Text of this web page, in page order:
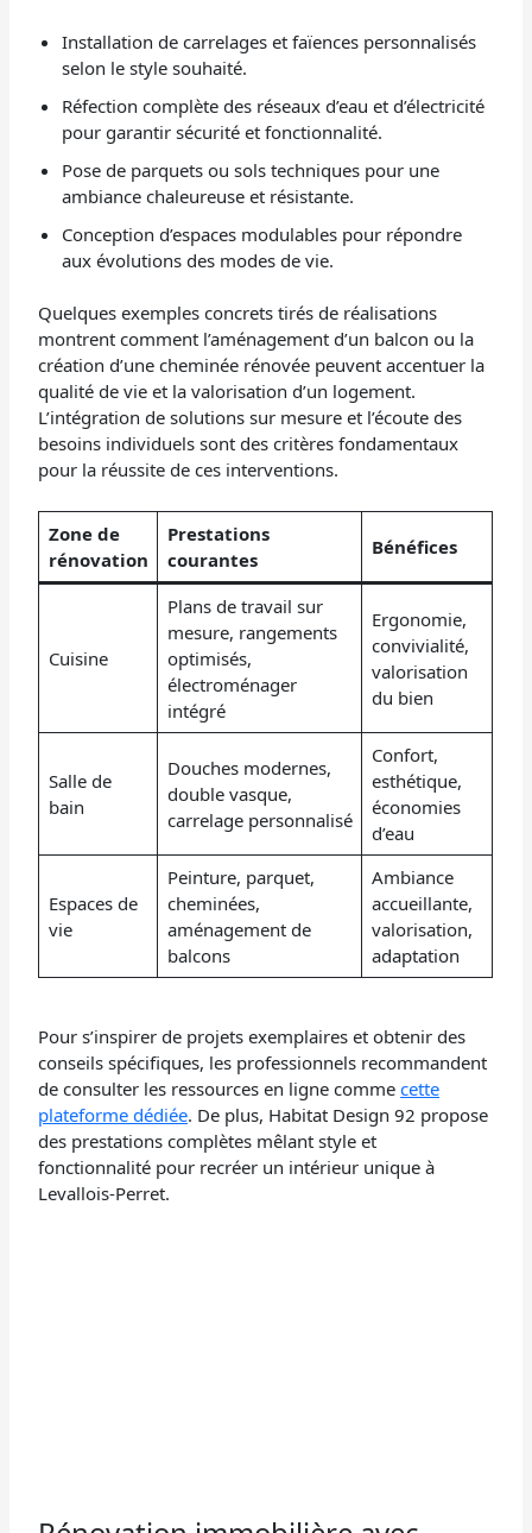
Installation de carrelages et faïences personnalisés
selon le style souhaité.
Réfection complète des réseaux d’eau et d’électricité
pour garantir sécurité et fonctionnalité.
Pose de parquets ou sols techniques pour une
ambiance chaleureuse et résistante.
Conception d’espaces modulables pour répondre
aux évolutions des modes de vie.
Quelques exemples concrets tirés de réalisations
montrent comment l’aménagement d’un balcon ou la
création d’une cheminée rénovée peuvent accentuer la
qualité de vie et la valorisation d’un logement.
L’intégration de solutions sur mesure et l’écoute des
besoins individuels sont des critères fondamentaux
pour la réussite de ces interventions.
Zone de
rénovation
Prestations
courantes
Bénéfices
Cuisine
Plans de travail sur
mesure, rangements
optimisés,
électroménager
intégré
Ergonomie,
convivialité,
valorisation
du bien
Salle de
bain
Douches modernes,
double vasque,
carrelage personnalisé
Confort,
esthétique,
économies
d’eau
Espaces de
vie
Peinture, parquet,
cheminées,
aménagement de
balcons
Ambiance
accueillante,
valorisation,
adaptation
Pour s’inspirer de projets exemplaires et obtenir des
conseils spécifiques, les professionnels recommandent
de consulter les ressources en ligne commecette
plateforme dédiée. De plus, Habitat Design 92 propose
des prestations complètes mêlant style et
fonctionnalité pour recréer un intérieur unique à
Levallois-Perret.